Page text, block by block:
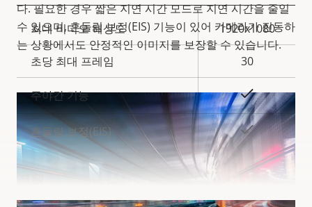
다. 필요한 경우 짧은 지연 시간 모드로 지연 시간을 줄일
수 있으며, 흔들림 보정(EIS) 기능이 있어 카메라가 진동하
는 상황에서도 안정적인 이미지를 보장할 수 있습니다.
속
성
설
명
속
성
값
최대 비디오 해상도 1920x1080
초당 최대 프레임 30
주야간 기능 예
흔들림 보정(EIS) 예
전원